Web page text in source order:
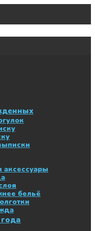
аксессуары
бельё